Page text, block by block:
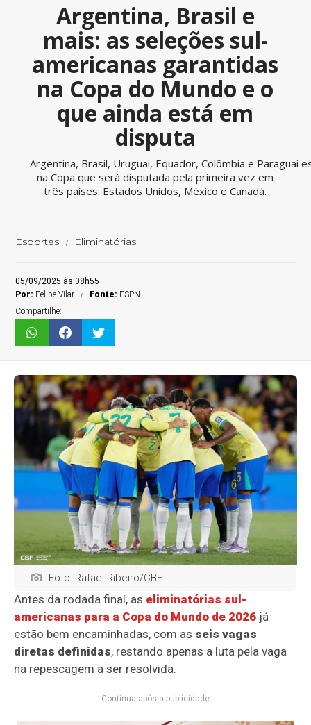
Argentina, Brasil e
mais: as seleções sul-
americanas garantidas
na Copa do Mundo e o
que ainda está em
disputa
Argentina, Brasil, Uruguai, Equador, Colômbia e Paraguai
na Copa que será disputada pela primeira vez em
três países: Estados Unidos, México e Canadá.
Esportes Eliminatórias
05/09/2025 às 08h55
Por: Felipe Vilar Fonte: ESPN
Compartilhe:
Foto: Rafael Ribeiro/CBF
Antes da rodada final, as eliminatórias sul-
americanas para a Copa do Mundo de 2026 já
estão bem encaminhadas, com as seis vagas
diretas definidas, restando apenas a luta pela vaga
na repescagem a ser resolvida.
Continua após a publicidade